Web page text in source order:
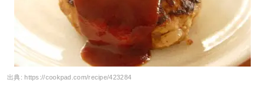
出典:https://cookpad.com/recipe/423284